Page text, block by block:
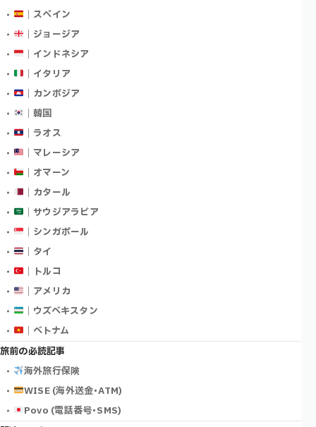
｜スペイン
｜ジョージア
｜インドネシア
｜イタリア
｜カンボジア
｜韓国
｜ラオス
｜マレーシア
｜オマーン
｜カタール
｜サウジアラビア
｜シンガポール
｜タイ
｜トルコ
｜アメリカ
｜ウズベキスタン
｜ベトナム
旅前の必読記事
海外旅行保険
WISE (海外送金･ATM)
Povo (電話番号･SMS)